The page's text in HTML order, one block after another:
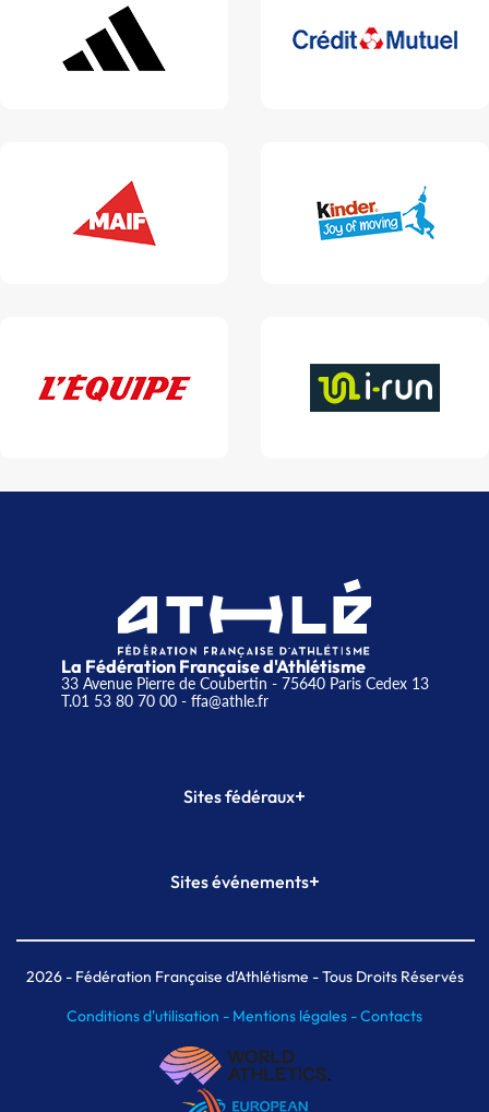
La Fédération Française d'Athlétisme
33 Avenue Pierre de Coubertin - 75640 Paris Cedex 13
T.01 53 80 70 00- ffa@athle.fr
Sites fédéraux+
Plateforme Formation
Sites événements+
Meeting de Paris indoor
MAIF Ekiden de Paris
2026- Fédération Française d'Athlétisme - Tous Droits Réservés
Conditions d'utilisation - Mentions légales -Contacts